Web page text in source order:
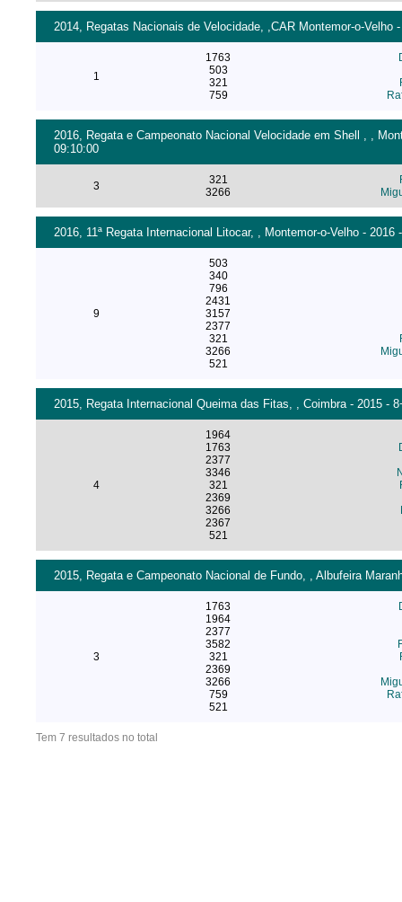
2014, Regatas Nacionais de Velocidade, ,CAR Montemor-o-
1
1763
503
321
759
2016, Regata e Campeonato Nacional Velocidade em Shell , ,
09:10:00
3
321
3266
2016, 11ª Regata Internacional Litocar, , Montemor-o-Velho -
9
503
340
796
2431
3157
2377
321
3266
521
2015, Regata Internacional Queima das Fitas, , Coimbra - 2015 -
4
1964
1763
2377
3346
321
2369
3266
2367
521
2015, Regata e Campeonato Nacional de Fundo, , Albufeira
3
1763
1964
2377
3582
321
2369
3266
759
521
Tem 7 resultados no total